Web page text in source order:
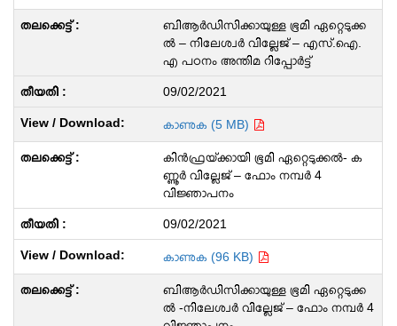
ബിആർഡിസിക്കായുള്ള ഭൂമി ഏറ്റെടുക്ക
ൽ – നിലേശ്വർ വില്ലേജ് – എസ്.ഐ.
എ പഠനം അന്തിമ റിപ്പോർട്ട്
09/02/2021
കാണുക (5 MB)
കിൻ‌ഫ്രയ്‌ക്കായി ഭൂമി ഏറ്റെടുക്കൽ- ക
ണ്ണൂർ വില്ലേജ് – ഫോം നമ്പർ 4
വിജ്ഞാപനം
09/02/2021
കാണുക (96 KB)
ബിആർഡിസിക്കായുള്ള ഭൂമി ഏറ്റെടുക്ക
ൽ -നിലേശ്വർ വില്ലേജ് – ഫോം നമ്പർ 4